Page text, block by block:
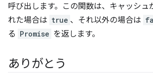
呼び出します。この関数は、キャッシュ
れた場合は true 、それ以外の場合は
る Promise を返します。
ありがとう